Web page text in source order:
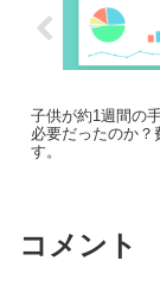
子供が約1週間の
必要だったのか？
す。
コメント